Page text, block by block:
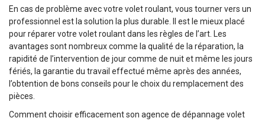
En cas de problème avec votre volet roulant, vous tourner vers un
professionnel est la solution la plus durable. Il est le mieux placé
pour réparer votre volet roulant dans les règles de l’art. Les
avantages sont nombreux comme la qualité de la réparation, la
rapidité de l’intervention de jour comme de nuit et même les jours
fériés, la garantie du travail effectué même après des années,
l’obtention de bons conseils pour le choix du remplacement des
pièces.
Comment choisir efficacement son agence de dépannage volet